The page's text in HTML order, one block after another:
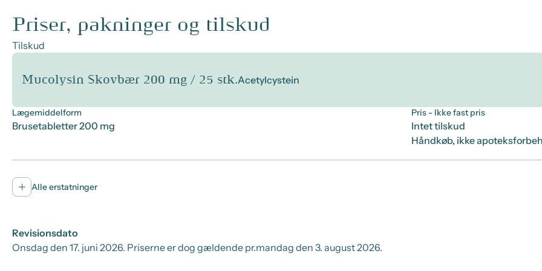
Priser, pakninger og tilskud
Tilskud
Mucolysin Skovbær 200 mg / 25 stk.Acetylcystein
Lægemiddelform
Brusetabletter 200 mg
Pris - Ikke fast pris
Intet tilskud
Håndkøb, ikke
Alle erstatninger
Revisionsdato
Onsdag den 17. juni 2026. Priserne er dog gældende pr.mandag den 3. august 2026.